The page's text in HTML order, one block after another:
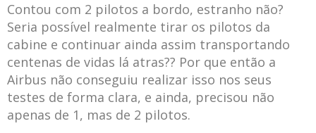
Contou com 2 pilotos a bordo, estranho não?
Seria possível realmente tirar os pilotos da
cabine e continuar ainda assim transportando
centenas de vidas lá atras?? Por que então a
Airbus não conseguiu realizar isso nos seus
testes de forma clara, e ainda, precisou não
apenas de 1, mas de 2 pilotos.